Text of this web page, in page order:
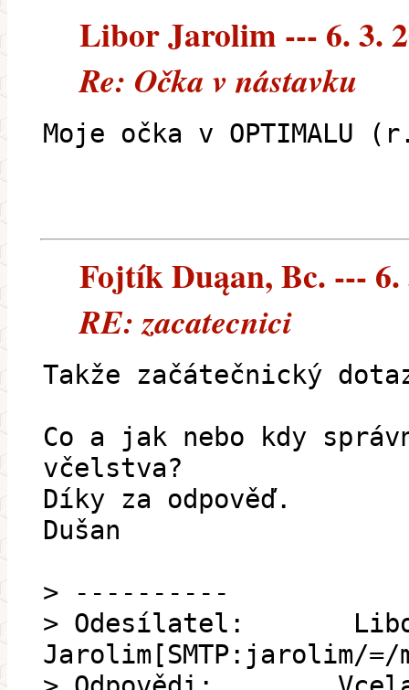
Libor Jarolim --- 6. 3.
Re: Očka v nástavku
Moje očka v OPTIMALU
Fojtík Duąan, Bc. --- 6.
RE: zacatecnici
Takže začátečnický
Co a jak nebo kdy
včelstva?
Díky za odpověď.
Dušan
> ----------
> Odesílatel:
Jarolim[SMTP:jarolim/